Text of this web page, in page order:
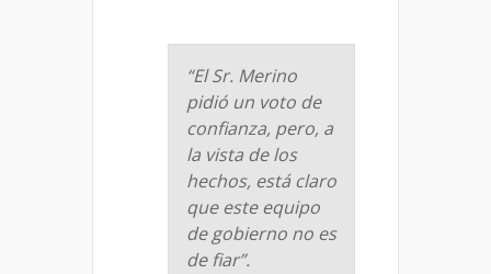
“El Sr. Merino
pidió un voto de
confianza, pero, a
la vista de los
hechos, está claro
que este equipo
de gobierno no es
de fiar”.